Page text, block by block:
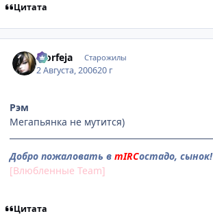
Цитата
Morfeja Старожилы
2 Августа, 200620 г
Рэм
Мегапьянка не мутится)
Добро пожаловать в mIRCостадо, сынок!
[Влюбленные Team]
Цитата